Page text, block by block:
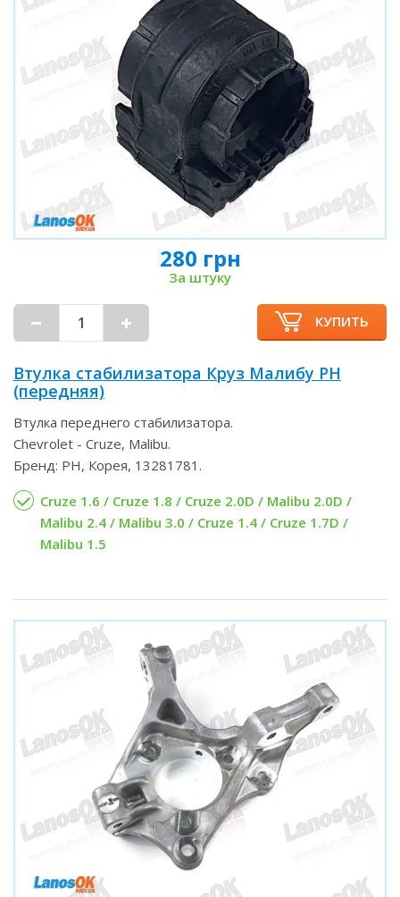
280 грн
За штуку
КУПИТЬ
Втулка стабилизатора Круз Малибу PH
(передняя)
Втулка переднего стабилизатора.
Chevrolet - Cruze, Malibu.
Бренд: PH, Корея, 13281781.
Cruze 1.6 / Cruze 1.8 / Cruze 2.0D / Malibu 2.0D /
Malibu 2.4 / Malibu 3.0 / Cruze 1.4 / Cruze 1.7D /
Malibu 1.5